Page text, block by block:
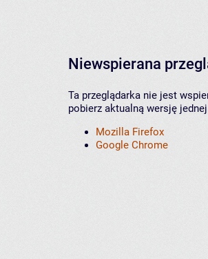
Niewspierana
Ta przeglądarka nie jest
pobierz aktualną wersję
Mozilla Firefox
Google Chrome